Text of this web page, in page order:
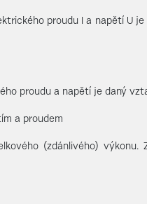
proudu I a napětí U je
proudu a napětí je daný
a proudem
(zdánlivého) výkonu.